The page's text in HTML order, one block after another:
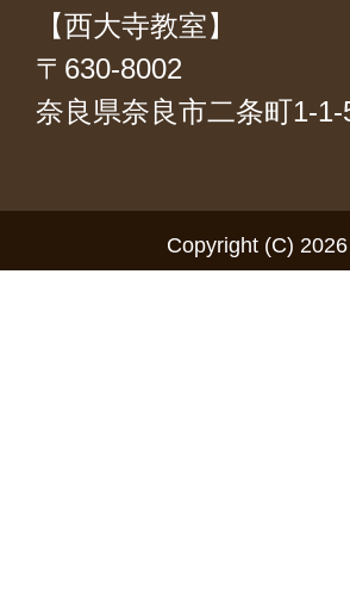
【西大寺教室】
〒630-8002
奈良県奈良市二条町1-
Copyright (C)